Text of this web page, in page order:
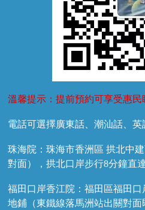
溫馨提示：提前預約可享受惠
電話可選擇廣東話、潮汕話、
珠海院：珠海市香洲區 拱北中
對面），拱北口岸步行8分鐘直
福田口岸香江院：福田區福田
地鋪（東鐵線落馬洲站出關對面